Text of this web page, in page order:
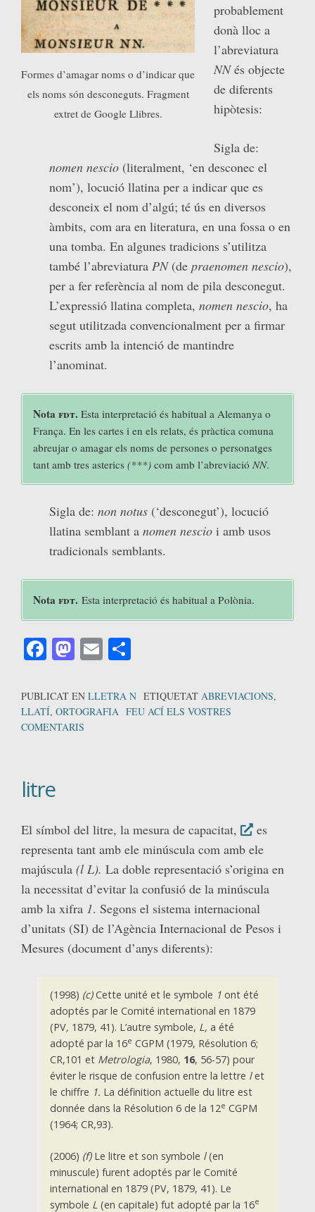
Formes d’amagar noms o d’indicar que
els noms són desconeguts. Fragment
extret de Google Llibres.
probablement
donà lloc a
l’abreviatura
NNés objecte
de diferents
hipòtesis:
Sigla de:
nomen nescio (literalment, ‘en desconec el
nom’), locució llatina per a indicar que es
desconeix el nom d’algú; té ús en diversos
àmbits, com ara en literatura, en una fossa o en
una tomba. En algunes tradicions s’utilitza
també l’abreviatura PN(de praenomen nescio),
per a fer referència al nom de pila desconegut.
L’expressió llatina completa, nomen nescio, ha
segut utilitzada convencionalment per a firmar
escrits amb la intenció de mantindre
l’anominat.
Notafdt. Esta interpretació és habitual a Alemanya o
França. En les cartes i en els relats, és pràctica comuna
abreujar o amagar els noms de persones o personatges
tant amb tres asterics(***) com amb l’abreviació NN.
Sigla de: non notus (‘desconegut’), locució
llatina semblant a nomen nescio i amb usos
tradicionals semblants.
Notafdt. Esta interpretació és habitual a Polònia.
Facebook
Mastodon
Email
PUBLICAT EN LLETRA N ETIQUETAT ABREVIACIONS,
LLATÍ, ORTOGRAFIA FEU ACÍ ELS VOSTRES
COMENTARIS
litre
El símbol del litre, la mesura de capacitat,
es
representa tant amb ele minúscula com amb ele
majúscula (l L). La doble representació s’origina en
la necessitat d’evitar la confusió de la minúscula
amb la xifra 1. Segons el sistema internacional
d’unitats (SI) de l’Agència Internacional de Pesos i
Mesures (document d’anys diferents):
(1998) (c)Cette unité et le symbole 1ont été
adoptés par le Comité international en 1879
(PV, 1879, 41). L’autre symbole, L, a été
adopté par la 16e CGPM (1979, Résolution 6;
CR,101 et Metrologia, 1980, 16, 56-57) pour
éviter le risque de confusion entre la lettre let
le chiffre 1. La définition actuelle du litre est
donnée dans la Résolution 6 de la 12e CGPM
(1964; CR,93).
(2006) (f)Le litre et son symbole l(en
minuscule) furent adoptés par le Comité
international en 1879 (PV, 1879, 41). Le
symbole L (en capitale) fut adopté par la 16e